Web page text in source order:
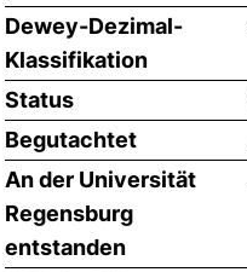
Dewey-Dezimal-
Klassifikation
Status
Begutachtet
An der Universität
Regensburg
entstanden